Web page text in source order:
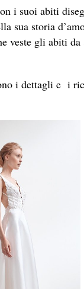
i suoi abiti
sua storia
veste gli abiti da
i dettagli e i